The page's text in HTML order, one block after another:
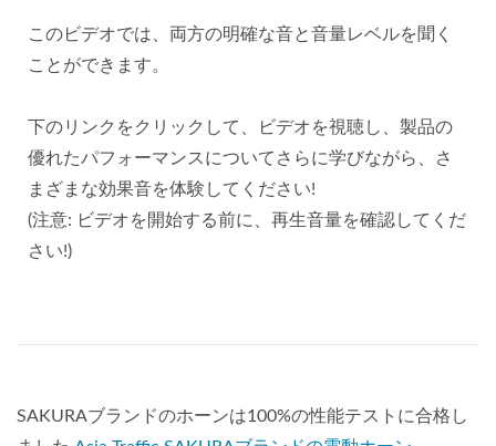
このビデオでは、両方の明確な音と音量レベルを聞く
ことができます。
下のリンクをクリックして、ビデオを視聴し、製品の
優れたパフォーマンスについてさらに学びながら、さ
まざまな効果音を体験してください!
(注意: ビデオを開始する前に、再生音量を確認してくだ
さい!)
SAKURAブランドのホーンは100%の性能テストに合格し